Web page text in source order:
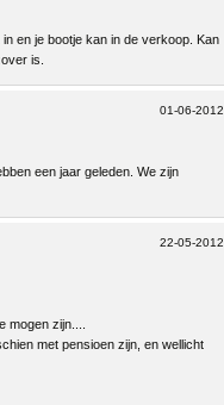
en je bootje kan in de verkoop. Kan
is.
01-06-2012
een jaar geleden. We zijn
22-05-2012
zijn....
met pensioen zijn, en wellicht